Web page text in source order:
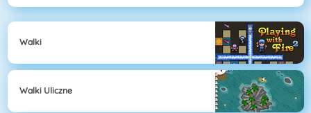
Walki
Walki Uliczne